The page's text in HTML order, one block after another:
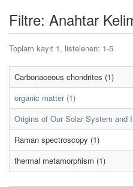
Filtre: Anahtar
Toplam kayıt 1, listelenen: 1-5
Carbonaceous chondrites (1)
organic matter (1)
Origins of Our Solar System and
Raman spectroscopy (1)
thermal metamorphism (1)